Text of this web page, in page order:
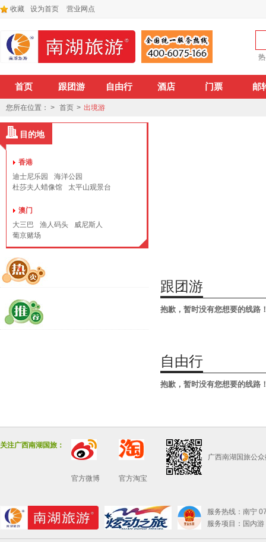
收藏 设为首页 营业网点
首页 跟团游 自由行 酒店 门票 邮
您所在位置： > 首页 > 出境游
目的地
香港
迪士尼乐园
海洋公园
杜莎夫人蜡像馆
太平山观景台
澳门
大三巴
渔人码头
威尼斯人
葡京赌场
跟团游
抱歉，暂时没有您想要的线路
自由行
抱歉，暂时没有您想要的线路
关注广西南湖国旅：
官方微博 官方淘宝
广西南湖国旅公
服务热线：南宁
服务项目：国内